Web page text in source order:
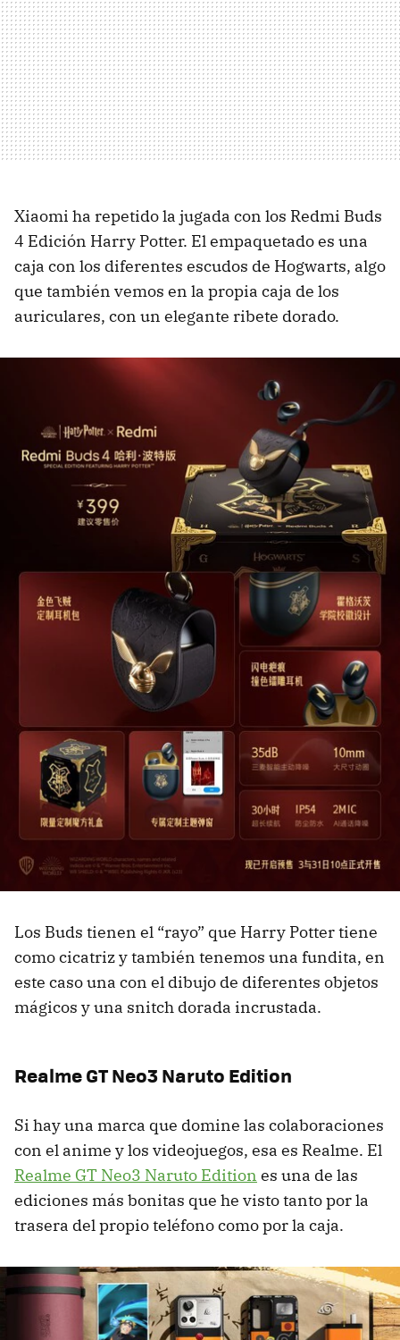
Xiaomi ha repetido la jugada con los Redmi Buds
4 Edición Harry Potter. El empaquetado es una
caja con los diferentes escudos de Hogwarts, algo
que también vemos en la propia caja de los
auriculares, con un elegante ribete dorado.
Los Buds tienen el “rayo” que Harry Potter tiene
como cicatriz y también tenemos una fundita, en
este caso una con el dibujo de diferentes objetos
mágicos y una snitch dorada incrustada.
Realme GT Neo3 Naruto Edition
Si hay una marca que domine las colaboraciones
con el anime y los videojuegos, esa es Realme. El
Realme GT Neo3 Naruto Edition es una de las
ediciones más bonitas que he visto tanto por la
trasera del propio teléfono como por la caja.